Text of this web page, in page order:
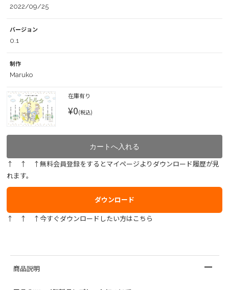
2022/09/25
バージョン
0.1
制作
Maruko
在庫有り
¥0(税込)
↑ ↑ ↑無料会員登録をするとマイページよりダウンロード履歴が見
れます。
ダウンロード
↑ ↑ ↑今すぐダウンロードしたい方はこちら
商品説明